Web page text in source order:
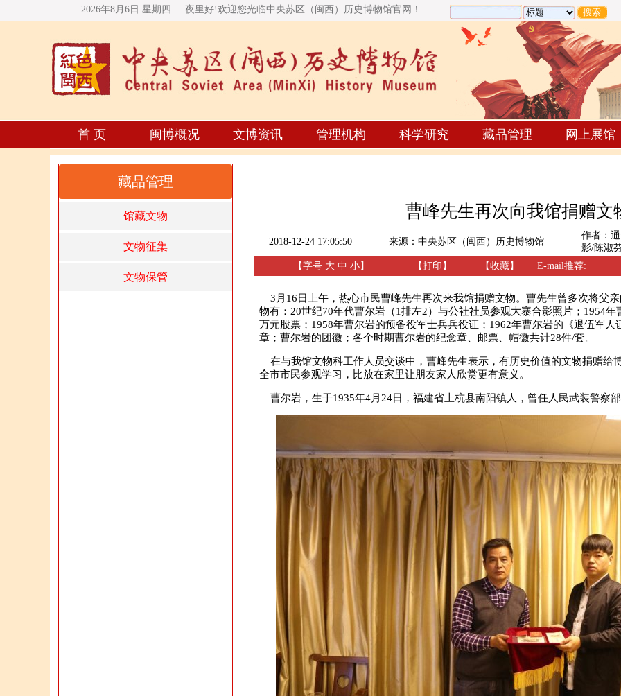
2026年8月6日 星期 四 夜里好!欢迎您光临中央苏区（闽西）历史博物馆官网！
首 页 闽博概况 文博资讯 管理机构 科学研究 藏品管理 网上展馆
藏品管理
馆藏文物
文物征集
文物保管
曹峰先生再次向我馆捐赠文
2018-12-24 17:05:50 来源： 中央苏区（闽西）历史博物馆
作者：
影/陈淑
【字号 大 中 小】 【打印 】 【收藏】 E-mail推荐:
3月16日上午，热心市民曹峰先生再次来我馆捐赠文物。曹先生曾多次将父
物有：20世纪70年代曹尔岩（1排左2）与公社社员参观大寨合影照片；1954
万元股票；1958年曹尔岩的预备役军士兵兵役证；1962年曹尔岩的《退伍军
章；曹尔岩的团徽；各个时期曹尔岩的纪念章、邮票、帽徽共计28件/套。
在与我馆文物科工作人员交谈中，曹峰先生表示，有历史价值的文物捐赠给
全市市民参观学习，比放在家里让朋友家人欣赏更有意义。
曹尔岩，生于1935年4月24日，福建省上杭县南阳镇人，曾任人民武装警察